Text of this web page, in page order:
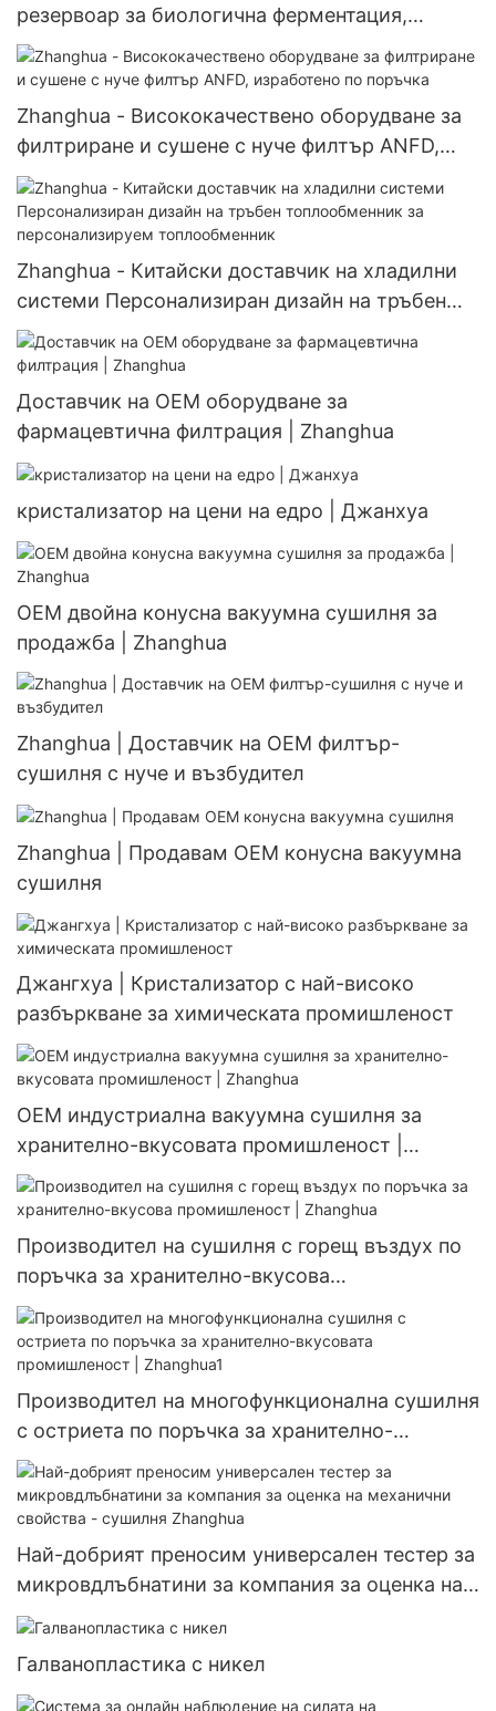
резервоар за биологична ферментация,
директна продажба от фабриката, W-образен
кристализатор
Zhanghua - Висококачествено оборудване за
филтриране и сушене с нуче филтър ANFD,
изработено по поръчка
Zhanghua - Китайски доставчик на хладилни
системи Персонализиран дизайн на тръбен
топлообменник за персонализируем
топлообменник
Доставчик на OEM оборудване за
фармацевтична филтрация | Zhanghua
кристализатор на цени на едро | Джанхуа
OEM двойна конусна вакуумна сушилня за
продажба | Zhanghua
Zhanghua | Доставчик на OEM филтър-
сушилня с нуче и възбудител
Zhanghua | Продавам OEM конусна вакуумна
сушилня
Джангхуа | Кристализатор с най-високо
разбъркване за химическата промишленост
OEM индустриална вакуумна сушилня за
хранително-вкусовата промишленост |
Zhanghua
Производител на сушилня с горещ въздух по
поръчка за хранително-вкусова
промишленост | Zhanghua
Производител на многофункционална сушилня
с остриета по поръчка за хранително-
вкусовата промишленост | Zhanghua1
Най-добрият преносим универсален тестер за
микровдлъбнатини за компания за оценка на
механични свойства - сушилня Zhanghua
Галванопластика с никел